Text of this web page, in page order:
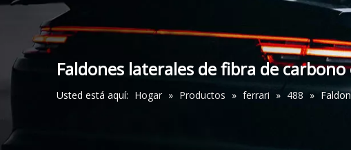
Faldones laterales de fibra de
Usted está aquí: Hogar » Productos » ferrari » 488 »